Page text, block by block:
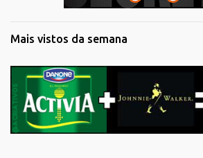
Mais vistos da semana